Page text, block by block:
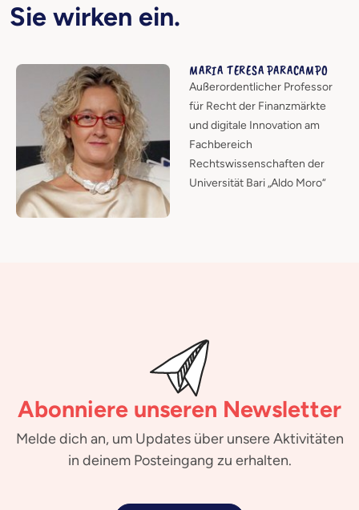
Sie wirken ein.
MARIA TERESA PARACAMPO
Außerordentlicher Professor
für Recht der Finanzmärkte
und digitale Innovation am
Fachbereich
Rechtswissenschaften der
Universität Bari „Aldo Moro“
Abonniere unseren Newsletter
Melde dich an, um Updates über unsere Aktivitäten
in deinem Posteingang zu erhalten.